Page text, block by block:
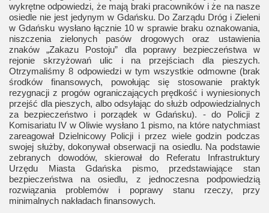
wykrętne odpowiedzi, że mają braki pracowników i że na nasze
osiedle nie jest jedynym w Gdańsku. Do Zarządu Dróg i Zieleni
w Gdańsku wysłano łącznie 10 w sprawie braku oznakowania,
niszczenia zielonych pasów drogowych oraz ustawienia
znaków „Zakazu Postoju” dla poprawy bezpieczeństwa w
rejonie skrzyżowań ulic i na przejściach dla pieszych.
Otrzymaliśmy 8 odpowiedzi w tym wszystkie odmowne (brak
środków finansowych, powołując się stosowanie praktyk
rezygnacji z progów ograniczających prędkość i wyniesionych
przejść dla pieszych, albo odsyłając do służb odpowiedzialnych
za bezpieczeństwo i porządek w Gdańsku). - do Policji z
Komisariatu IV w Oliwie wysłano 1 pismo, na które natychmiast
zareagował Dzielnicowy Policji i przez wiele godzin podczas
swojej służby, dokonywał obserwacji na osiedlu. Na podstawie
zebranych dowodów, skierował do Referatu Infrastruktury
Urzędu Miasta Gdańska pismo, przedstawiające stan
bezpieczeństwa na osiedlu, z jednoczesna podpowiedzią
rozwiązania problemów i poprawy stanu rzeczy, przy
minimalnych nakładach finansowych.